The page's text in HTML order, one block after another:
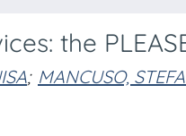
the
; MANCUSO,